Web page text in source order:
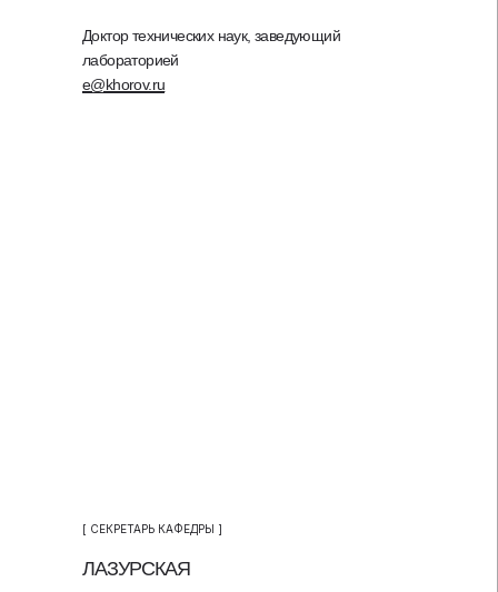
Доктор технических наук, заведующий
лабораторией
e@khorov.ru
[ СЕКРЕТАРЬ КАФЕДРЫ ]
ЛАЗУРСКАЯ